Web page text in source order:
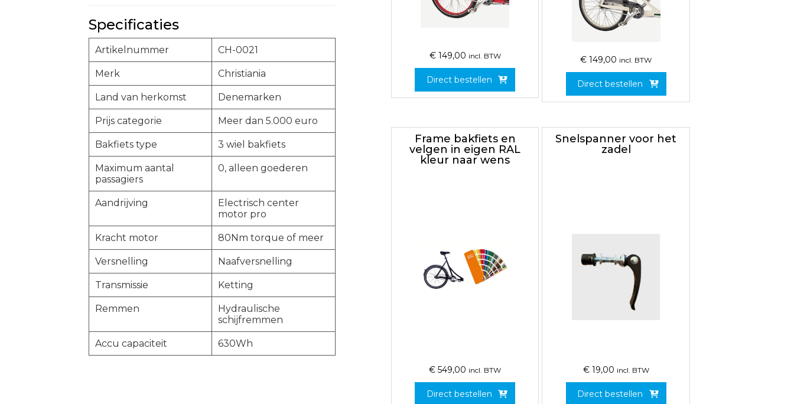
Specificaties
Artikelnummer CH-0021
Merk Christiania
Land van herkomst Denemarken
Prijs categorie Meer dan 5.000 euro
Bakfiets type 3 wiel bakfiets
Maximum aantal
passagiers
0, alleen goederen
Aandrijving
Electrisch center
motor pro
Kracht motor 80Nm torque of meer
Versnelling Naafversnelling
Transmissie Ketting
Remmen
Hydraulische
schijfremmen
Accu capaciteit 630Wh
€ 149,00 incl. BTW
Direct bestellen
€ 149,00 incl. BTW
Direct bestellen
Frame bakfiets en
velgen in eigen RAL
kleur naar wens
€ 549,00 incl. BTW
Direct bestellen
Snelspanner voor het
zadel
€ 19,00 incl. BTW
Direct bestellen